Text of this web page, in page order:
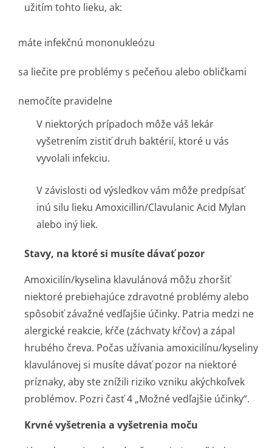
užitím tohto lieku, ak:
máte infekčnú mononukleózu
sa liečite pre problémy s pečeňou alebo obličkami
nemočíte pravidelne
V niektorých prípadoch môže váš lekár
vyšetrením zistiť druh baktérií, ktoré u vás
vyvolali infekciu.
V závislosti od výsledkov vám môže predpísať
inú silu lieku Amoxicillin/Cla­vulanic Acid Mylan
alebo iný liek.
Stavy, na ktoré si musíte dávať pozor
Amoxicilín/kyselina klavulánová môžu zhoršiť
niektoré prebiehajúce zdravotné problémy alebo
spôsobiť závažné vedľajšie účinky. Patria medzi ne
alergické reakcie, kŕče (záchvaty kŕčov) a zápal
hrubého čreva. Počas užívania amoxicilínu/ky­seliny
klavulánovej si musíte dávať pozor na niektoré
príznaky, aby ste znížili riziko vzniku akýchkoľvek
problémov. Pozri časť 4 „Možné vedľajšie účinky“.
Krvné vyšetrenia a vyšetrenia moču